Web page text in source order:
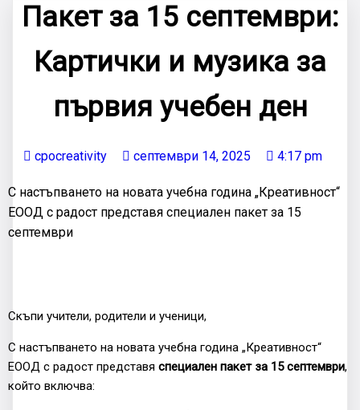
Пакет за 15 септември:
Картички и музика за
първия учебен ден
cpocreativity септември 14, 2025 4:17 pm
С настъпването на новата учебна година „Креативност“
ЕООД с радост представя специален пакет за 15
септември
Скъпи учители, родители и ученици,
С настъпването на новата учебна година „Креативност“
ЕООД с радост представя специален пакет за 15 септември,
който включва: